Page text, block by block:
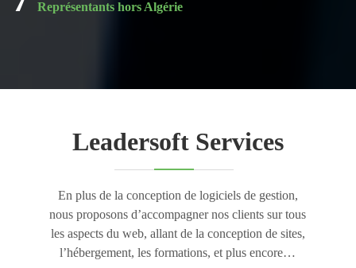
Représentants hors Algérie
Leadersoft Services
En plus de la conception de logiciels de gestion,
nous proposons d’accompagner nos clients sur tous
les aspects du web, allant de la conception de sites,
l’hébergement, les formations, et plus encore…